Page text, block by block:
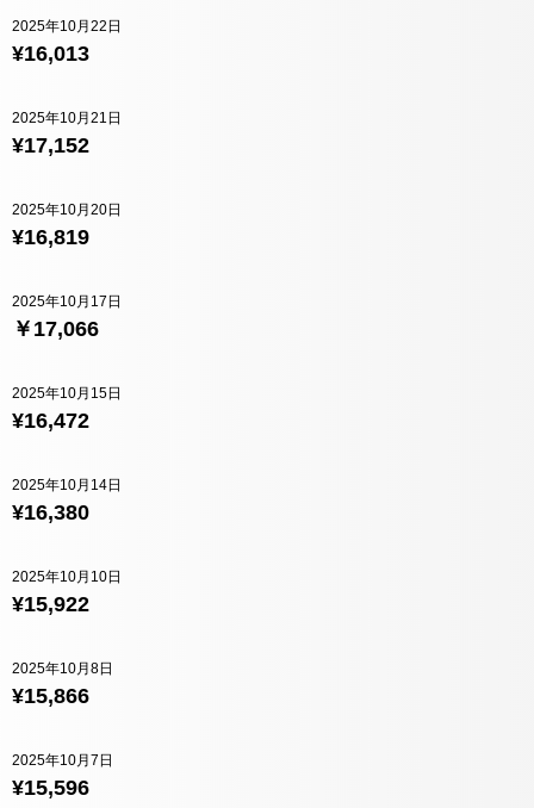
¥16,013
2025年10月22日
¥17,152
2025年10月21日
¥16,819
2025年10月20日
￥17,066
2025年10月17日
¥16,472
2025年10月15日
¥16,380
2025年10月14日
¥15,922
2025年10月10日
¥15,866
2025年10月8日
¥15,596
2025年10月7日